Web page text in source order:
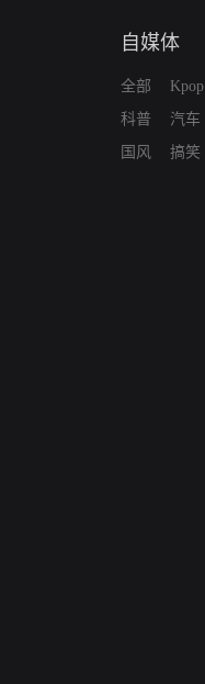
自媒体
全部
科普
国风
Kpop
汽车
搞笑